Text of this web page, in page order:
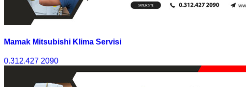
Mamak Mitsubishi Klima Servisi
0.312.427 2090